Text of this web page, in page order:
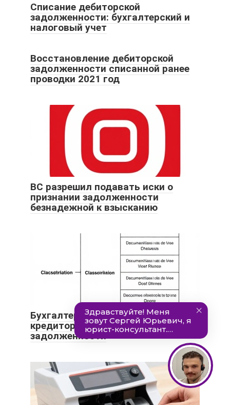
Списание дебиторской
задолженности: бухгалтерский и
налоговый учет
Восстановление дебиторской
задолженности списанной ранее
проводки 2021 год
ВС разрешил подавать иски о
признании задолженности
безнадежной к взысканию
Бухгалтерский учет списания
кредиторской и дебиторской
задолженности